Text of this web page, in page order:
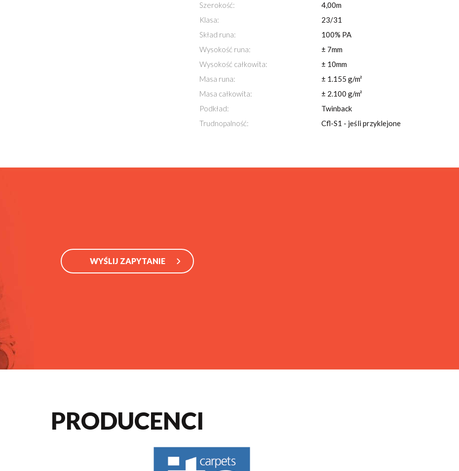
Szerokość:
4,00m
Klasa:
23/31
Skład runa:
100% PA
Wysokość runa:
± 7mm
Wysokość całkowita:
± 10mm
Masa runa:
± 1.155 g/m²
Masa całkowita:
± 2.100 g/m²
Podkład:
Twinback
Trudnopalność:
Cfl-S1 - jeśli przyklejone
WYŚLIJ ZAPYTANIE
PRODUCENCI